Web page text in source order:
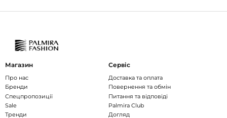
Магазин
Про нас
Бренди
Спецпропозиції
Sale
Тренди
Сервіс
Доставка та оплата
Повернення та обмін
Питання та відповіді
Palmira Club
Догляд